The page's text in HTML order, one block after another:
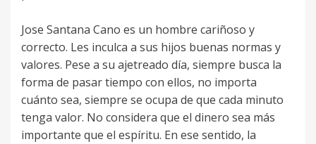
Jose Santana Cano es un hombre cariñoso y
correcto. Les inculca a sus hijos buenas normas y
valores. Pese a su ajetreado día, siempre busca la
forma de pasar tiempo con ellos, no importa
cuánto sea, siempre se ocupa de que cada minuto
tenga valor. No considera que el dinero sea más
importante que el espíritu. En ese sentido, la